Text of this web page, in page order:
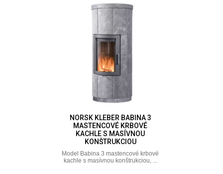
NORSK KLEBER BABINA 3
MASTENCOVÉ KRBOVÉ
KACHLE S MASÍVNOU
KONŠTRUKCIOU
Model Babina 3 mastencové krbové
kachle s masívnou konštrukciou, ...